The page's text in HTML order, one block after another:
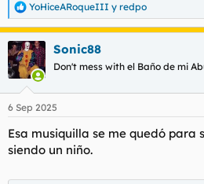
R
e
a
c
c
i
e
:
YoHiceARoqueIII y redpo
Sonic88
Don't mess with el Baño de mi
6 Sep 2025
Esa musiquilla se me quedó para
siendo un niño.